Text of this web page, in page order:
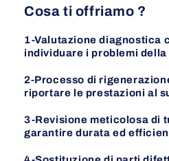
Cosa ti offriamo ?
1-Valutazione diagnostica
individuare i problemi
2-Processo di
riportare le prestazioni al
3-Revisione meticolosa di
garantire durata ed